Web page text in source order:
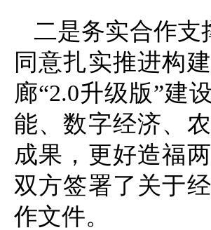
二是务实合作支
同意扎实推进构
廊“2.0升级版”建
能、数字经济、
成果，更好造福
双方签署了关于
作文件。